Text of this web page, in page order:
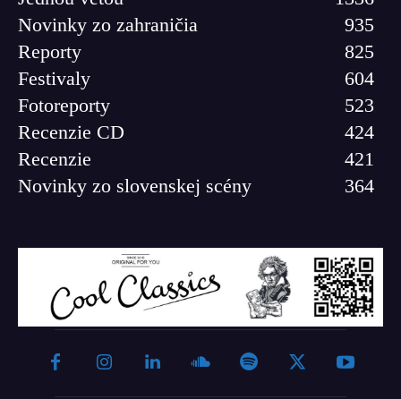
Novinky zo zahraničia
935
Reporty
825
Festivaly
604
Fotoreporty
523
Recenzie CD
424
Recenzie
421
Novinky zo slovenskej scény
364